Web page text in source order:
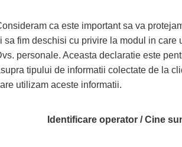
ca este important sa va
sa fim deschisi cu privire la modul in care
personale. Aceasta declaratie este
tipului de informatii colectate de la
utilizam aceste informatii.
Identificare operator / Cine